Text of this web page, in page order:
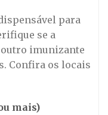
para
se a
imunizante
Confira os locais
mais)